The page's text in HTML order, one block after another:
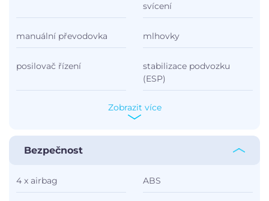
svícení
manuální převodovka mlhovky
posilovač řízení
stabilizace podvozku
(ESP)
Zobrazit více
Bezpečnost
4 x airbag ABS